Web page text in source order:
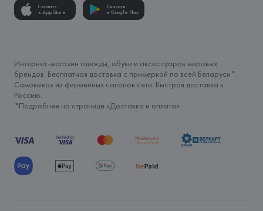
Скачать
в App Store
Скачать
в Google Play
Интернет-магазин одежды, обуви и аксессуаров мировых
брендов. Бесплатная доставка с примеркой по всей Беларуси*.
Самовывоз из фирменных салонов сети. Быстрая доставка в
Россию.
*Подробнее на странице «Доставка и оплата»